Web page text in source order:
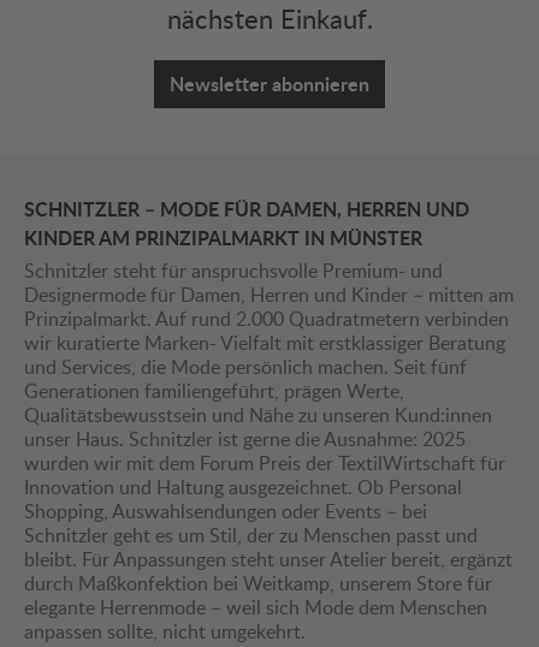
nächsten Einkauf.
Newsletter abonnieren
SCHNITZLER – MODE FÜR DAMEN, HERREN UND
KINDER AM PRINZIPALMARKT IN MÜNSTER
Schnitzler steht für anspruchsvolle Premium- und
Designermode für Damen, Herren und Kinder – mitten am
Prinzipalmarkt. Auf rund 2.000 Quadratmetern verbinden
wir kuratierte Marken- Vielfalt mit erstklassiger Beratung
und Services, die Mode persönlich machen. Seit fünf
Generationen familiengeführt, prägen Werte,
Qualitätsbewusstsein und Nähe zu unseren Kund:innen
unser Haus. Schnitzler ist gerne die Ausnahme: 2025
wurden wir mit dem Forum Preis der TextilWirtschaft für
Innovation und Haltung ausgezeichnet. Ob Personal
Shopping, Auswahlsendungen oder Events – bei
Schnitzler geht es um Stil, der zu Menschen passt und
bleibt. Für Anpassungen steht unser Atelier bereit, ergänzt
durch Maßkonfektion bei Weitkamp, unserem Store für
elegante Herrenmode – weil sich Mode dem Menschen
anpassen sollte, nicht umgekehrt.